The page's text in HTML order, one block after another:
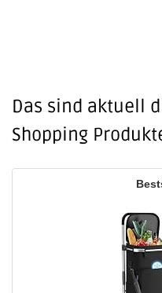
Das sind aktuell
Shopping